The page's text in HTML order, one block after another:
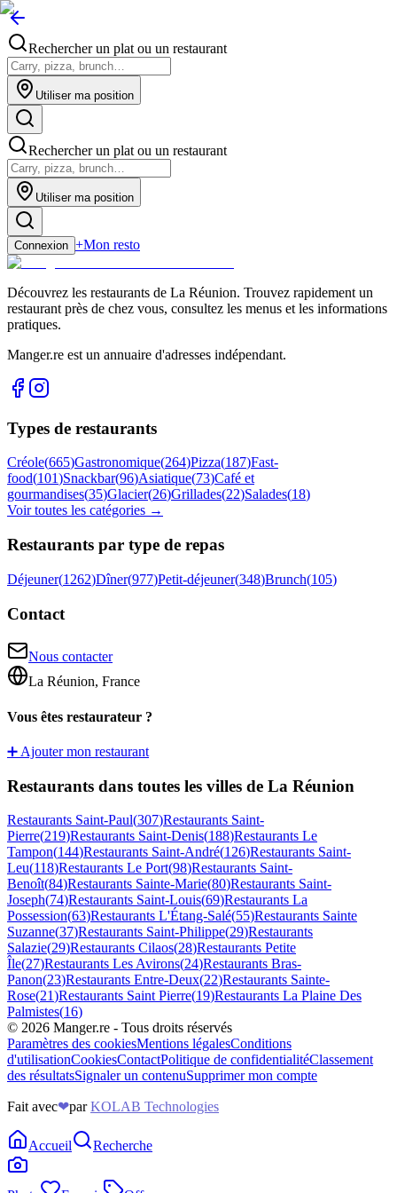
Rechercher un plat ou un restaurant
Utiliser ma position
Rechercher un plat ou un restaurant
Utiliser ma position
Connexion +Mon resto
Découvrez les restaurants de La Réunion. Trouvez rapidement un
restaurant près de chez vous, consultez les menus et les informations
pratiques.
Manger.re est un annuaire d'adresses indépendant.
Types de restaurants
Créole(665)Gastronomique(264)Pizza(187)Fast-
food(101)Snackbar(96)Asiatique(73)Café et
gourmandises(35)Glacier(26)Grillades(22)Salades(18)
Voir toutes les catégories →
Restaurants par type de repas
Déjeuner(1262)Dîner(977)Petit-déjeuner(348)Brunch(105)
Contact
Nous contacter
La Réunion, France
Vous êtes restaurateur ?
➕ Ajouter mon restaurant
Restaurants dans toutes les villes de La Réunion
Restaurants Saint-Paul(307)Restaurants Saint-
Pierre(219)Restaurants Saint-Denis(188)Restaurants Le
Tampon(144)Restaurants Saint-André(126)Restaurants Saint-
Leu(118)Restaurants Le Port(98)Restaurants Saint-
Benoît(84)Restaurants Sainte-Marie(80)Restaurants Saint-
Joseph(74)Restaurants Saint-Louis(69)Restaurants La
Possession(63)Restaurants L'Étang-Salé(55)Restaurants Sainte
Suzanne(37)Restaurants Saint-Philippe(29)Restaurants
Salazie(29)Restaurants Cilaos(28)Restaurants Petite
Île(27)Restaurants Les Avirons(24)Restaurants Bras-
Panon(23)Restaurants Entre-Deux(22)Restaurants Sainte-
Rose(21)Restaurants Saint Pierre(19)Restaurants La Plaine Des
Palmistes(16)
© 2026 Manger.re - Tous droits réservés
Paramètres des cookiesMentions légalesConditions
d'utilisationCookiesContactPolitique de confidentialitéClassement
des résultatsSignaler un contenuSupprimer mon compte
Fait avec❤par KOLAB Technologies
Accueil Recherche